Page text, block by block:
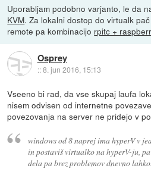
Uporabljam podobno varjanto, le da
KVM. Za lokalni dostop do virtualk
remote pa kombinacijo rpitc +
Osprey
::8. jun 2016, 15:13
Vseeno bi rad, da vse skupaj laufa
nisem odvisen od internetne
povezovanja na server ne pridejo v
windows od 8 naprej ima hyperV v
in postaviš virtualko na hyperV-ju,
dela pa brez problemov dnevno lahko.